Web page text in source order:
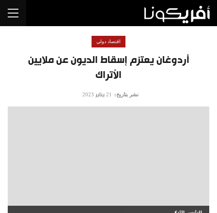
أردوغان يعتزم إسقاط الديون عن ملايين
الأتراك
اقتصاد دولي
نشر بتاريخ: 21 يناير 2023